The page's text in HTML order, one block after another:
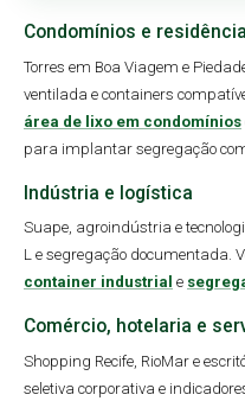
Condomínios e
Torres em Boa Viagem e
ventilada e containers
área de lixo em condomínios
para implantar segregação
Indústria e logística
Suape, agroindústria e
L e segregação documentada.
container industrial e
Comércio, hotelaria e
Shopping Recife, RioMar e
seletiva corporativa e